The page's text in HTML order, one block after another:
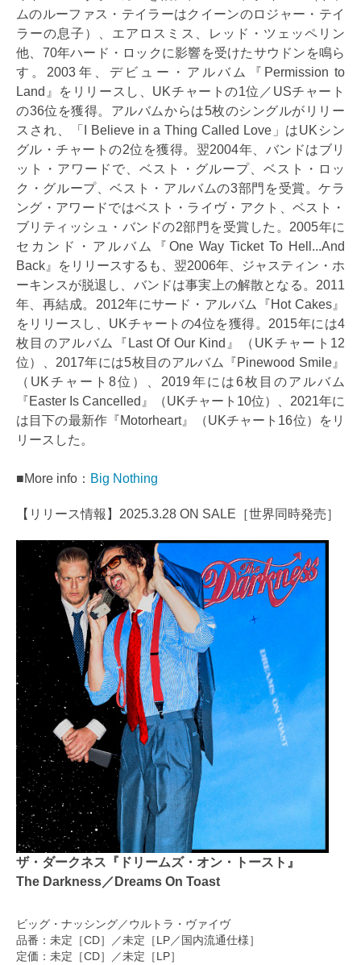
ムのルーファス・テイラーはクイーンのロジャー・テイ
ラーの息子）、エアロスミス、レッド・ツェッペリン
他、70年ハード・ロックに影響を受けたサウドンを鳴ら
す。2003年、デビュー・アルバム『Permission to
Land』をリリースし、UKチャートの1位／USチャート
の36位を獲得。アルバムからは5枚のシングルがリリー
スされ、「I Believe in a Thing Called Love」はUKシン
グル・チャートの2位を獲得。翌2004年、バンドはブリ
ット・アワードで、ベスト・グループ、ベスト・ロッ
ク・グループ、ベスト・アルバムの3部門を受賞。ケラ
ング・アワードではベスト・ライヴ・アクト、ベスト・
ブリティッシュ・バンドの2部門を受賞した。2005年に
セカンド・アルバム『One Way Ticket To Hell...And
Back』をリリースするも、翌2006年、ジャスティン・ホ
ーキンスが脱退し、バンドは事実上の解散となる。2011
年、再結成。2012年にサード・アルバム『Hot Cakes』
をリリースし、UKチャートの4位を獲得。2015年には4
枚目のアルバム『Last Of Our Kind』（UKチャート12
位）、2017年には5枚目のアルバム『Pinewood Smile』
（UKチャート8位）、2019年には6枚目のアルバム
『Easter Is Cancelled』（UKチャート10位）、2021年に
は目下の最新作『Motorheart』（UKチャート16位）をリ
リースした。
■More info： Big Nothing
【リリース情報】2025.3.28 ON SALE［世界同時発売］
ザ・ダークネス『ドリームズ・オン・トースト』
The Darkness／Dreams On Toast
ビッグ・ナッシング／ウルトラ・ヴァイヴ
品番：未定［CD］／未定［LP／国内流通仕様］
定価：未定［CD］／未定［LP］